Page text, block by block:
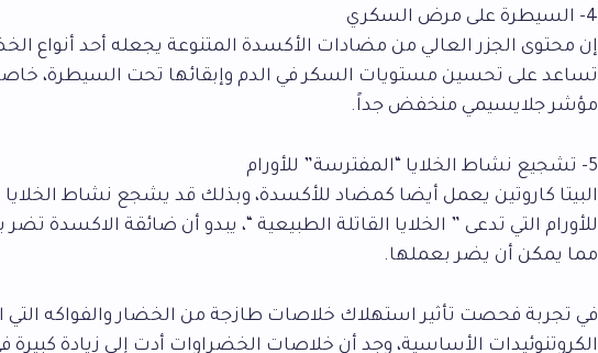
4- السيطرة على مرض السكري
إن محتوى الجزر العالي من مضادات الأكسدة المتنوعة يجعله أحد أنواع
تساعد على تحسين مستويات السكر في الدم وإبقائها تحت السيطرة،
مؤشر جلايسيمي منخفض جداً.
5- تشجيع نشاط الخلايا “المفترسة” للأورام
البيتا كاروتين يعمل أيضا كمضاد للأكسدة، وبذلك قد يشجع نشاط
للأورام التي تدعى ” الخلايا القاتلة الطبيعية “، يبدو أن ضائقة الاكسدة تضر
مما يمكن أن يضر بعملها.
في تجربة فحصت تأثير استهلاك خلاصات طازجة من الخضار والفواكه التي
الكروتنوئيدات الأساسية، وجد أن خلاصات الخضراوات أدت إلى زيادة